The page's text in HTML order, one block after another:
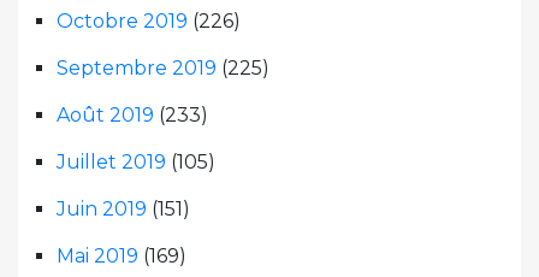
Octobre 2019 (226)
Septembre 2019 (225)
Août 2019 (233)
Juillet 2019 (105)
Juin 2019 (151)
Mai 2019 (169)